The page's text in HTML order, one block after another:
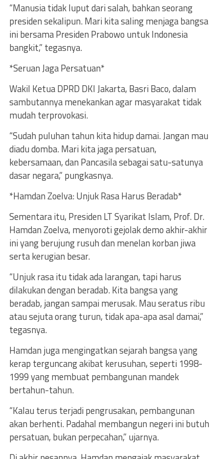
“Manusia tidak luput dari salah, bahkan seorang
presiden sekalipun. Mari kita saling menjaga bangsa
ini bersama Presiden Prabowo untuk Indonesia
bangkit,” tegasnya.
*Seruan Jaga Persatuan*
Wakil Ketua DPRD DKI Jakarta, Basri Baco, dalam
sambutannya menekankan agar masyarakat tidak
mudah terprovokasi.
“Sudah puluhan tahun kita hidup damai. Jangan mau
diadu domba. Mari kita jaga persatuan,
kebersamaan, dan Pancasila sebagai satu-satunya
dasar negara,” pungkasnya.
*Hamdan Zoelva: Unjuk Rasa Harus Beradab*
Sementara itu, Presiden LT Syarikat Islam, Prof. Dr.
Hamdan Zoelva, menyoroti gejolak demo akhir-akhir
ini yang berujung rusuh dan menelan korban jiwa
serta kerugian besar.
“Unjuk rasa itu tidak ada larangan, tapi harus
dilakukan dengan beradab. Kita bangsa yang
beradab, jangan sampai merusak. Mau seratus ribu
atau sejuta orang turun, tidak apa-apa asal damai,”
tegasnya.
Hamdan juga mengingatkan sejarah bangsa yang
kerap terguncang akibat kerusuhan, seperti 1998-
1999 yang membuat pembangunan mandek
bertahun-tahun.
“Kalau terus terjadi pengrusakan, pembangunan
akan berhenti. Padahal membangun negeri ini butuh
persatuan, bukan perpecahan,” ujarnya.